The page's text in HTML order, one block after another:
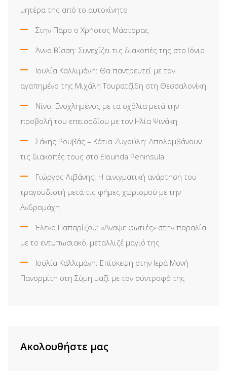
μητέρα της από το αυτοκίνητο
Στην Πάρο ο Χρήστος Μάστορας
Άννα Βίσση: Συνεχίζει τις διακοπές της στο Ιόνιο
Ιουλία Καλλιμάνη: Θα παντρευτεί με τον
αγαπημένο της Μιχάλη Τουρατζίδη στη Θεσσαλονίκη
Νίνο: Ενοχλημένος με τα σχόλια μετά την
προβολή του επεισοδίου με τον Ηλία Ψινάκη
Σάκης Ρουβάς – Κάτια Ζυγούλη: Απολαμβάνουν
τις διακοπές τους στο Elounda Peninsula
Γιώργος Λιβάνης: Η αινιγματική ανάρτηση του
τραγουδιστή μετά τις φήμες χωρισμού με την
Ανδρομάχη
Έλενα Παπαρίζου: «Άναψε φωτιές» στην παραλία
με το εντυπωσιακό, μεταλλιζέ μαγιό της
Ιουλία Καλλιμάνη: Επίσκεψη στην Ιερά Μονή
Πανορμίτη στη Σύμη μαζί με τον σύντροφό της
Ακολουθήστε μας